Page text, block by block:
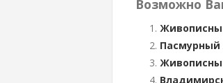
Возможно
Пасмурный